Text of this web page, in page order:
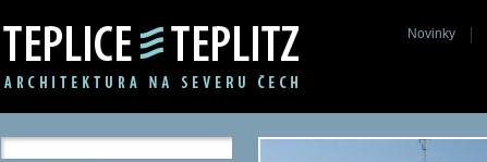
Novinky